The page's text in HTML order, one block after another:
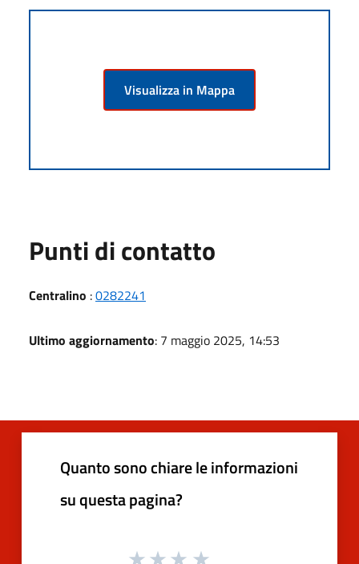
Visualizza in Mappa
Punti di contatto
Centralino :0282241
Ultimo aggiornamento: 7 maggio 2025, 14:53
Quanto sono chiare le informazioni
su questa pagina?